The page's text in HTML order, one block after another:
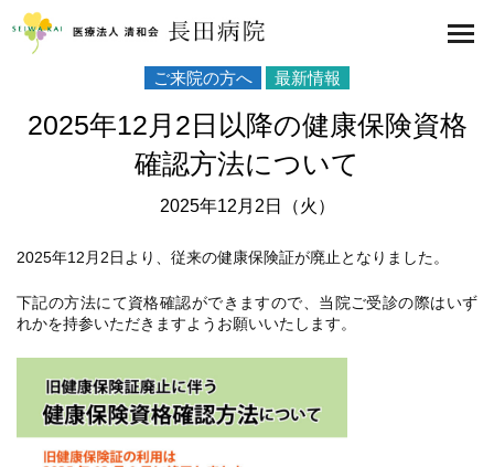
ご来院の方へ 最新情報
2025年12月2日以降の健康保険資格
確認方法について
2025年12月2日（火）
2025年12月2日より、従来の健康保険証が廃止となりました。
下記の方法にて資格確認ができますので、当院ご受診の際はいず
れかを持参いただきますようお願いいたします。